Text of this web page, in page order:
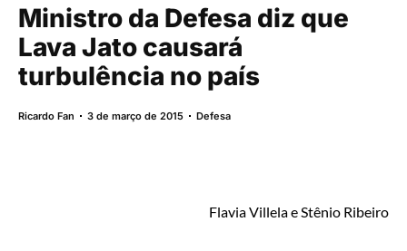
Ministro da Defesa diz que
Lava Jato causará
turbulência no país
Ricardo Fan 3 de março de 2015 Defesa
Flavia Villela e Stênio Ribeiro